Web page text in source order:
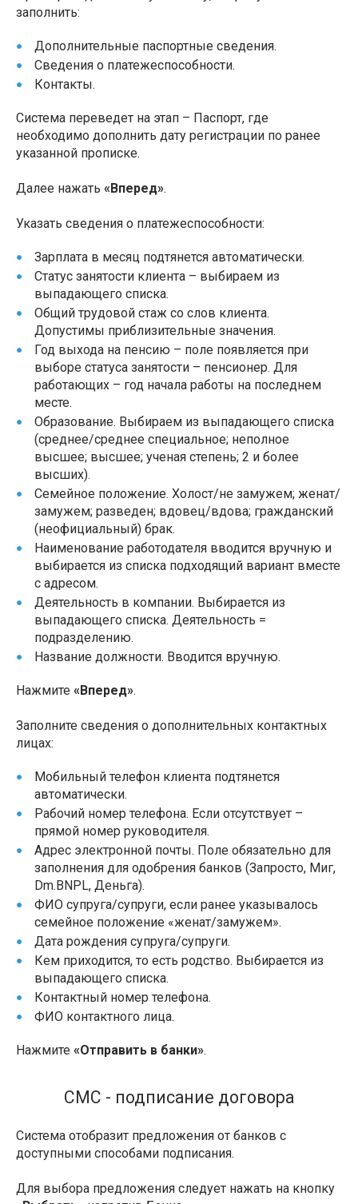
заполнить:
Дополнительные паспортные сведения.
Сведения о платежеспособности.
Контакты.
Система переведет на этап – Паспорт, где
необходимо дополнить дату регистрации по ранее
указанной прописке.
Далее нажать «Вперед».
Указать сведения о платежеспособности:
Зарплата в месяц подтянется автоматически.
Статус занятости клиента – выбираем из
выпадающего списка.
Общий трудовой стаж со слов клиента.
Допустимы приблизительные значения.
Год выхода на пенсию – поле появляется при
выборе статуса занятости – пенсионер. Для
работающих – год начала работы на последнем
месте.
Образование. Выбираем из выпадающего списка
(среднее/среднее специальное; неполное
высшее; высшее; ученая степень; 2 и более
высших).
Семейное положение. Холост/не замужем; женат/
замужем; разведен; вдовец/вдова; гражданский
(неофициальный) брак.
Наименование работодателя вводится вручную и
выбирается из списка подходящий вариант вместе
с адресом.
Деятельность в компании. Выбирается из
выпадающего списка. Деятельность =
подразделению.
Название должности. Вводится вручную.
Нажмите «Вперед».
Заполните сведения о дополнительных контактных
лицах:
Мобильный телефон клиента подтянется
автоматически.
Рабочий номер телефона. Если отсутствует –
прямой номер руководителя.
Адрес электронной почты. Поле обязательно для
заполнения для одобрения банков (Запросто, Миг,
Dm.BNPL, Деньга).
ФИО супруга/супруги, если ранее указывалось
семейное положение «женат/замужем».
Дата рождения супруга/супруги.
Кем приходится, то есть родство. Выбирается из
выпадающего списка.
Контактный номер телефона.
ФИО контактного лица.
Нажмите «Отправить в банки».
СМС - подписание договора
Система отобразит предложения от банков с
доступными способами подписания.
Для выбора предложения следует нажать на кнопку